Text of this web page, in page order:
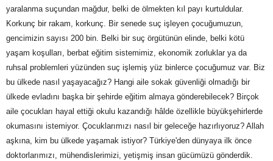
yaralanma suçundan mağdur, belki de ölmekten kıl payı kurtuldular.
Korkunç bir rakam, korkunç. Bir senede suç işleyen çocuğumuzun,
gencimizin sayısı 200 bin. Belki bir suç örgütünün elinde, belki kötü
yaşam koşulları, berbat eğitim sistemimiz, ekonomik zorluklar ya da
ruhsal problemleri yüzünden suç işlemiş yüz binlerce çocuğumuz var. Biz
bu ülkede nasıl yaşayacağız? Hangi aile sokak güvenliği olmadığı bir
ülkede evladını başka bir şehirde eğitim almaya gönderebilecek? Birçok
aile çocukları hayal ettiği okulu kazandığı hâlde özellikle büyükşehirlerde
okumasını istemiyor. Çocuklarımızı nasıl bir geleceğe hazırlıyoruz? Allah
aşkına, kim bu ülkede yaşamak istiyor? Türkiye'den dünyaya ilk önce
doktorlarımızı, mühendislerimizi, yetişmiş insan gücümüzü gönderdik.